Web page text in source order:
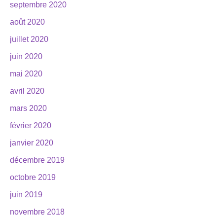
septembre 2020
août 2020
juillet 2020
juin 2020
mai 2020
avril 2020
mars 2020
février 2020
janvier 2020
décembre 2019
octobre 2019
juin 2019
novembre 2018